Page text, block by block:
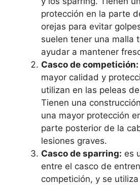
protección en la parte
orejas para evitar
suelen tener una malla
ayudar a mantener
Casco de competición:
mayor calidad y
utilizan en las peleas
Tienen una
una mayor protección
parte posterior de la
lesiones graves.
Casco de sparring: es
entre el casco de
competición, y se